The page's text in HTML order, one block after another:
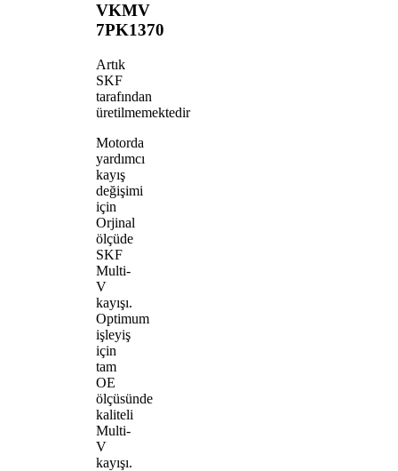
VKMV
7PK1370
Artık
SKF
tarafından
üretilmemektedir
Motorda
yardımcı
kayış
değişimi
için
Orjinal
ölçüde
SKF
Multi-
V
kayışı.
Optimum
işleyiş
için
tam
OE
ölçüsünde
kaliteli
Multi-
V
kayışı.